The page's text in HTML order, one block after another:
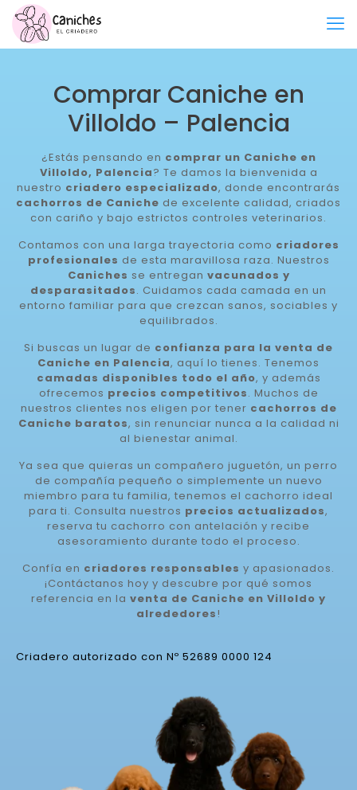
Comprar Caniche en
Villoldo – Palencia
¿Estás pensando en comprar un Caniche en
Villoldo, Palencia? Te damos la bienvenida a
nuestro criadero especializado, donde encontrarás
cachorros de Caniche de excelente calidad, criados
con cariño y bajo estrictos controles veterinarios.
Contamos con una larga trayectoria como criadores
profesionales de esta maravillosa raza. Nuestros
Caniches se entregan vacunados y
desparasitados. Cuidamos cada camada en un
entorno familiar para que crezcan sanos, sociables y
equilibrados.
Si buscas un lugar de confianza para la venta de
Caniche en Palencia, aquí lo tienes. Tenemos
camadas disponibles todo el año, y además
ofrecemos precios competitivos. Muchos de
nuestros clientes nos eligen por tener cachorros de
Caniche baratos, sin renunciar nunca a la calidad ni
al bienestar animal.
Ya sea que quieras un compañero juguetón, un perro
de compañía pequeño o simplemente un nuevo
miembro para tu familia, tenemos el cachorro ideal
para ti. Consulta nuestros precios actualizados,
reserva tu cachorro con antelación y recibe
asesoramiento durante todo el proceso.
Confía en criadores responsables y apasionados.
¡Contáctanos hoy y descubre por qué somos
referencia en la venta de Caniche en Villoldo y
alrededores!
Criadero autorizado con Nº 52689 0000 124